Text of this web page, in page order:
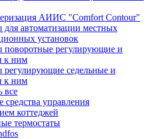
АИИС "Comfort Contour"
автоматизации местных
установок
поворотные регулирующие и
к ним
регулирующие седельные и
к ним
все
средства управления
коттеджей
термостаты